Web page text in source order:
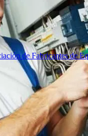
de Fabricantes de